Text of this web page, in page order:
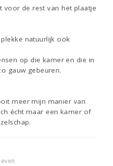
voor de rest van het plaatje
natuurlijk ook
op die kamer en die in
gauw gebeuren.
meer mijn manier van
écht maar een kamer of